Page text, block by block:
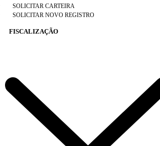
SOLICITAR CARTEIRA
SOLICITAR NOVO REGISTRO
FISCALIZAÇÃO